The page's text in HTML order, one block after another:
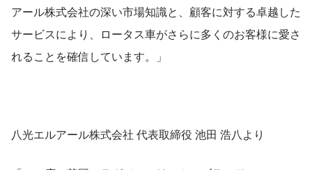
アール株式会社の深い市場知識と、顧客に対する卓越した
サービスにより、ロータス車がさらに多くのお客様に愛さ
れることを確信しています。」
八光エルアール株式会社 代表取締役 池田 浩八より